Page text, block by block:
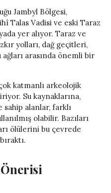
Jambyl Bölgesi,
Talas Vadisi ve eski Taraz
yer alıyor. Taraz ve
yolları, dağ geçitleri,
arasında önemli bir
katmanlı arkeolojik
Su kaynaklarına,
alanlar, farklı
olabilir. Bazıları
ölülerini bu çevrede